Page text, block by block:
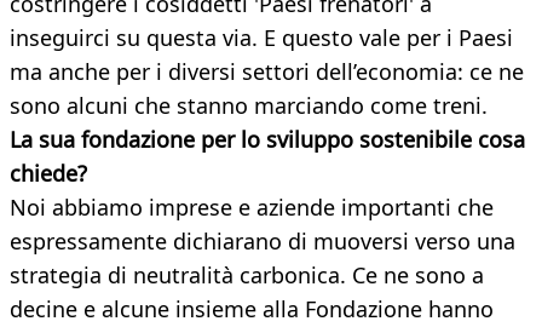
inseguirci su questa via. E questo vale per i Paesi
ma anche per i diversi settori dell’economia: ce ne
sono alcuni che stanno marciando come treni.
La sua fondazione per lo sviluppo sostenibile cosa
chiede?
Noi abbiamo imprese e aziende importanti che
espressamente dichiarano di muoversi verso una
strategia di neutralità carbonica. Ce ne sono a
decine e alcune insieme alla Fondazione hanno